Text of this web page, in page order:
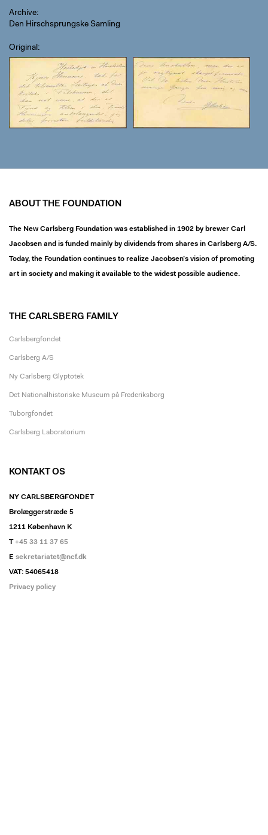
Archive
Den Hirschsprungske Samling
Original
ABOUT THE FOUNDATION
The New Carlsberg Foundation was established in 1902 by brewer Carl
Jacobsen and is funded mainly by dividends from shares in Carlsberg A/S.
Today, the Foundation continues to realize Jacobsen’s vision of promoting
art in society and making it available to the widest possible audience.
THE CARLSBERG FAMILY
Carlsbergfondet
Carlsberg A/S
Ny Carlsberg Glyptotek
Det Nationalhistoriske Museum på Frederiksborg
Tuborgfondet
Carlsberg Laboratorium
KONTAKT OS
NY CARLSBERGFONDET
Brolæggerstræde 5
1211 København K
T +45 33 11 37 65
E sekretariatet@ncf.dk
VAT: 54065418
Privacy policy